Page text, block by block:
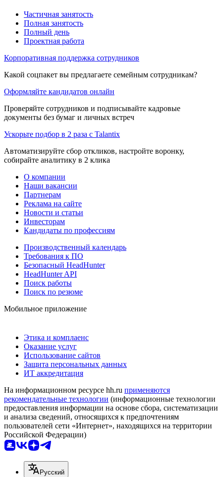
Частичная занятость
Полная занятость
Полный день
Проектная работа
Корпоративная поддержка сотрудников
Какой соцпакет вы предлагаете семейным сотрудникам?
Оформляйте кандидатов онлайн
Проверяйте сотрудников и подписывайте кадровые
документы без бумаг и личных встреч
Ускорьте подбор в 2 раза с Talantix
Автоматизируйте сбор откликов, настройте воронку,
собирайте аналитику в 2 клика
О компании
Наши вакансии
Партнерам
Реклама на сайте
Новости и статьи
Инвесторам
Кандидаты по профессиям
Производственный календарь
Требования к ПО
Безопасный HeadHunter
HeadHunter API
Поиск работы
Поиск по резюме
Мобильное приложение
Этика и комплаенс
Оказание услуг
Использование сайтов
Защита персональных данных
ИТ аккредитация
На информационном ресурсе hh.ru применяются
рекомендательные технологии (информационные технологии
предоставления информации на основе сбора, систематизации
и анализа сведений, относящихся к предпочтениям
пользователей сети «Интернет», находящихся на территории
Российской Федерации)
Русский